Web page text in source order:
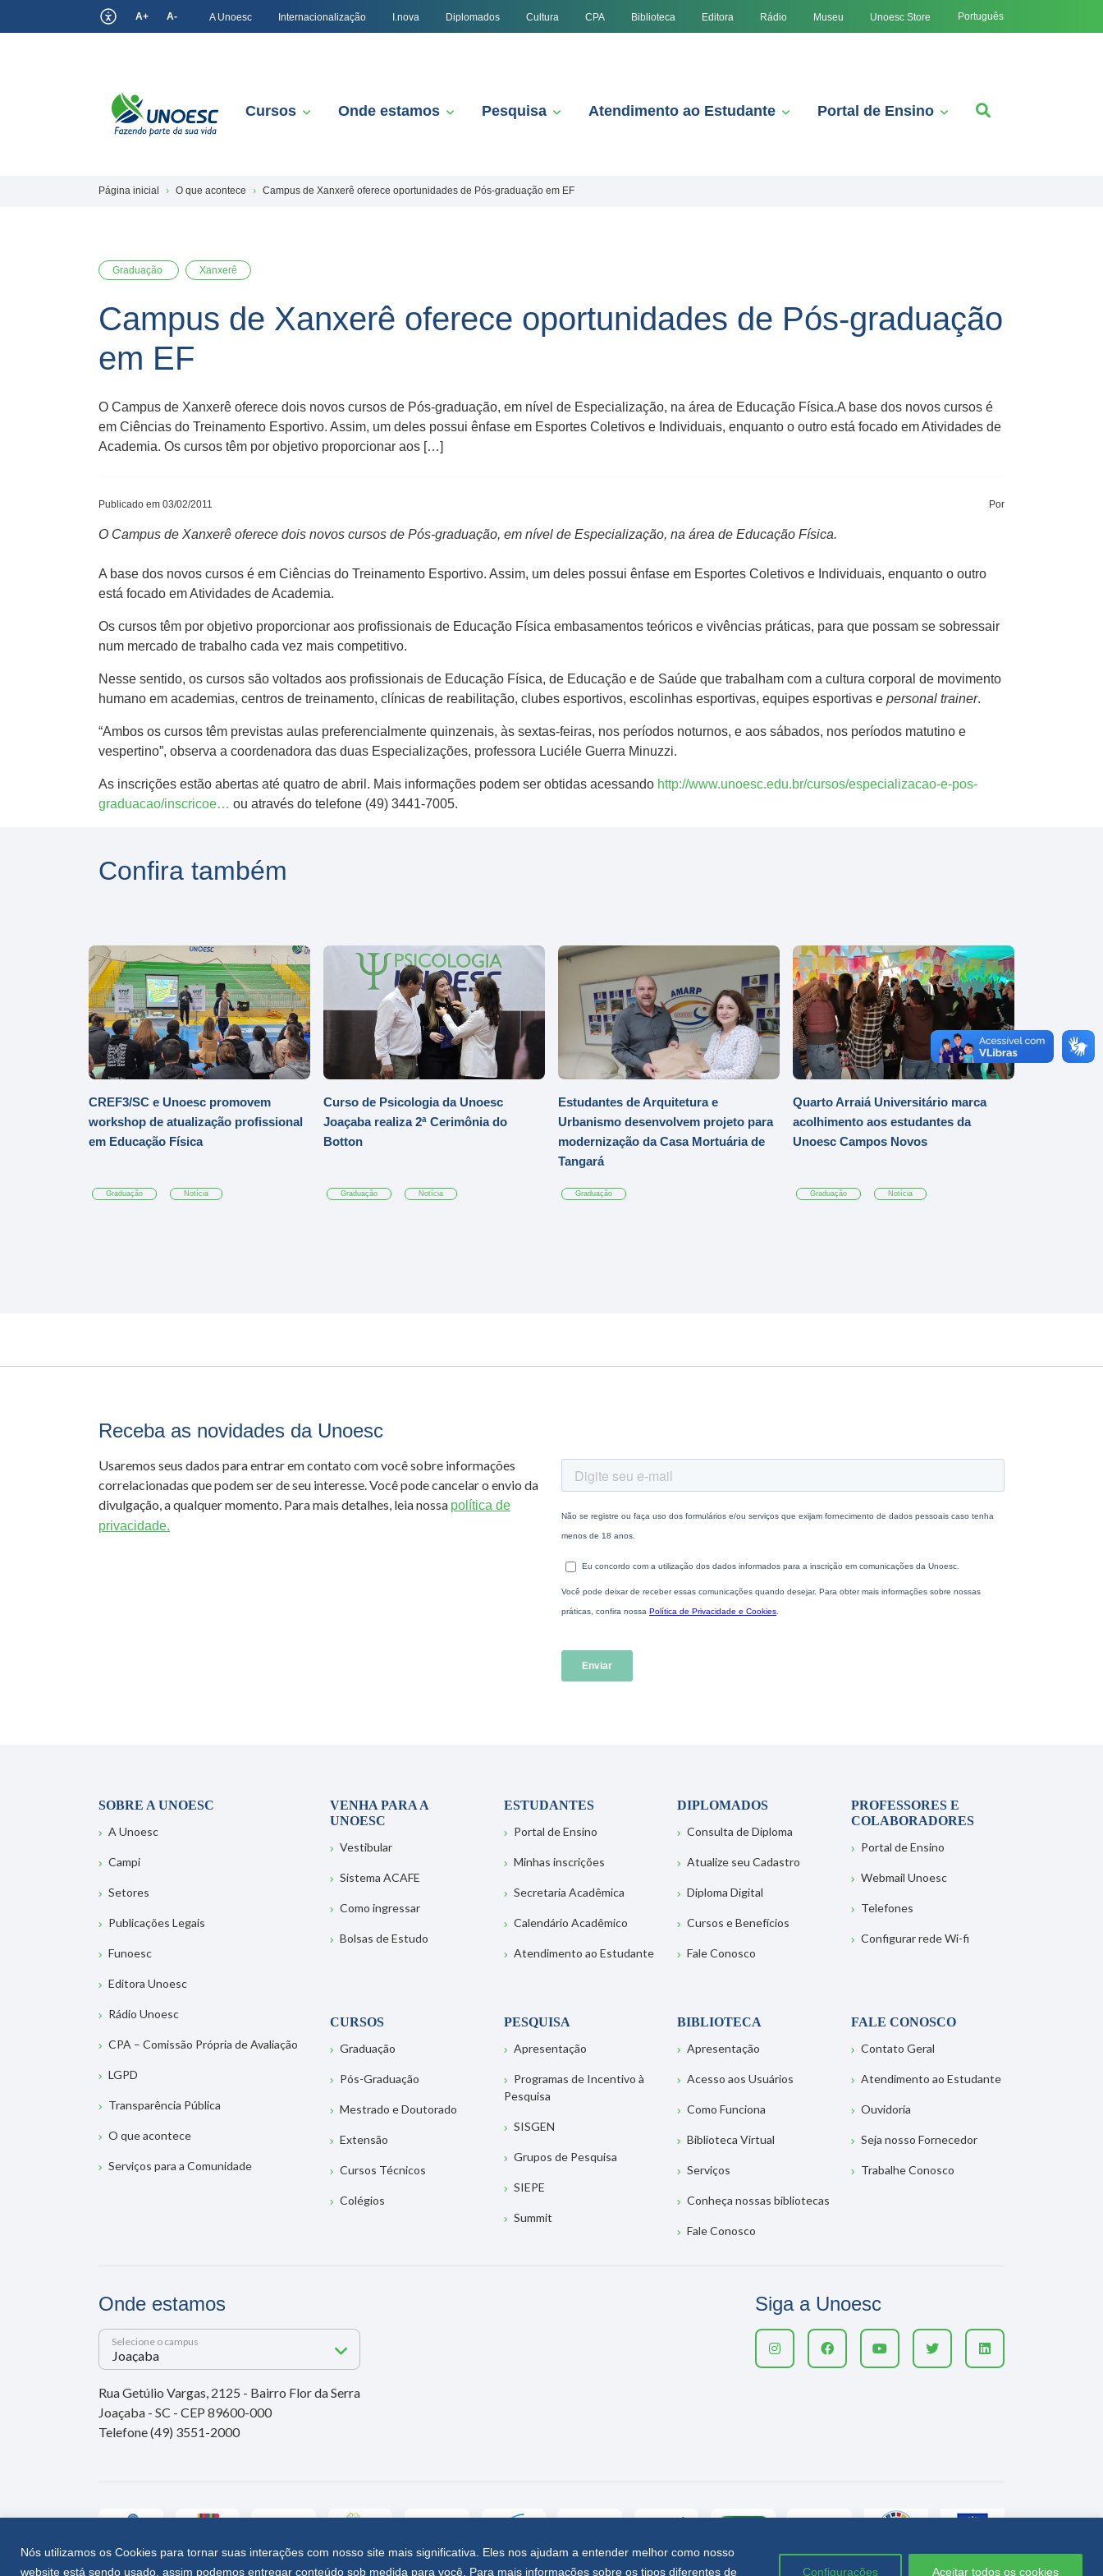
Nós utilizamos os Cookies para tornar suas interações com nosso site mais significativa. Eles nos ajudam a entender melhor como nosso
website está sendo usado, assim podemos entregar conteúdo sob medida para você. Para mais informações sobre os tipos diferentes de
Configurações Aceitar todos os cookies
A+ A- A Unoesc Internacionalização I.nova Diplomados Cultura CPA Biblioteca Editora Rádio Museu Unoesc Store Português
Cursos Onde estamos Pesquisa Atendimento ao Estudante Portal de Ensino
Página inicial O que acontece Campus de Xanxerê oferece oportunidades de Pós-graduação em EF
Graduação Xanxerê
Campus de Xanxerê oferece oportunidades de Pós-graduação
em EF
O Campus de Xanxerê oferece dois novos cursos de Pós-graduação, em nível de Especialização, na área de Educação Física.A base dos novos cursos é
em Ciências do Treinamento Esportivo. Assim, um deles possui ênfase em Esportes Coletivos e Individuais, enquanto o outro está focado em Atividades de
Academia. Os cursos têm por objetivo proporcionar aos […]
Publicado em 03/02/2011 Por
O Campus de Xanxerê oferece dois novos cursos de Pós-graduação, em nível de Especialização, na área de Educação Física.
A base dos novos cursos é em Ciências do Treinamento Esportivo. Assim, um deles possui ênfase em Esportes Coletivos e Individuais, enquanto o outro
está focado em Atividades de Academia.
Os cursos têm por objetivo proporcionar aos profissionais de Educação Física embasamentos teóricos e vivências práticas, para que possam se sobressair
num mercado de trabalho cada vez mais competitivo.
Nesse sentido, os cursos são voltados aos profissionais de Educação Física, de Educação e de Saúde que trabalham com a cultura corporal de movimento
humano em academias, centros de treinamento, clínicas de reabilitação, clubes esportivos, escolinhas esportivas, equipes esportivas e personal trainer.
“Ambos os cursos têm previstas aulas preferencialmente quinzenais, às sextas-feiras, nos períodos noturnos, e aos sábados, nos períodos matutino e
vespertino”, observa a coordenadora das duas Especializações, professora Luciéle Guerra Minuzzi.
As inscrições estão abertas até quatro de abril. Mais informações podem ser obtidas acessando http://www.unoesc.edu.br/cursos/especializacao-e-pos-
graduacao/inscricoe… ou através do telefone (49) 3441-7005.
Confira também
CREF3/SC e Unoesc promovem
workshop de atualização profissional
em Educação Física
Graduação Notícia
Curso de Psicologia da Unoesc
Joaçaba realiza 2ª Cerimônia do
Botton
Graduação Notícia
Estudantes de Arquitetura e
Urbanismo desenvolvem projeto para
modernização da Casa Mortuária de
Tangará
Graduação
Quarto Arraiá Universitário marca
acolhimento aos estudantes da
Unoesc Campos Novos
Graduação Notícia
Receba as novidades da Unoesc
Usaremos seus dados para entrar em contato com você sobre informações
correlacionadas que podem ser de seu interesse. Você pode cancelar o envio da
divulgação, a qualquer momento. Para mais detalhes, leia nossa política de
privacidade.
SOBRE A UNOESC
A Unoesc
Campi
Setores
Publicações Legais
Funoesc
Editora Unoesc
Rádio Unoesc
CPA – Comissão Própria de Avaliação
LGPD
Transparência Pública
O que acontece
Serviços para a Comunidade
VENHA PARA A
UNOESC
Vestibular
Sistema ACAFE
Como ingressar
Bolsas de Estudo
ESTUDANTES
Portal de Ensino
Minhas inscrições
Secretaria Acadêmica
Calendário Acadêmico
Atendimento ao Estudante
DIPLOMADOS
Consulta de Diploma
Atualize seu Cadastro
Diploma Digital
Cursos e Benefícios
Fale Conosco
PROFESSORES E
COLABORADORES
Portal de Ensino
Webmail Unoesc
Telefones
Configurar rede Wi-fi
CURSOS
Graduação
Pós-Graduação
Mestrado e Doutorado
Extensão
Cursos Técnicos
Colégios
PESQUISA
Apresentação
Programas de Incentivo à
Pesquisa
SISGEN
Grupos de Pesquisa
SIEPE
Summit
BIBLIOTECA
Apresentação
Acesso aos Usuários
Como Funciona
Biblioteca Virtual
Serviços
Conheça nossas bibliotecas
Fale Conosco
FALE CONOSCO
Contato Geral
Atendimento ao Estudante
Ouvidoria
Seja nosso Fornecedor
Trabalhe Conosco
Onde estamos
Selecione o campus
Rua Getúlio Vargas, 2125 - Bairro Flor da Serra
Joaçaba - SC - CEP 89600-000
Telefone (49) 3551-2000
Siga a Unoesc